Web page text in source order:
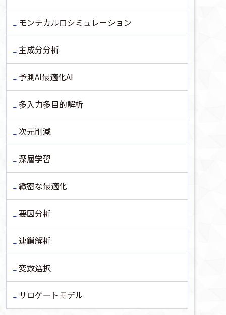
モンテカルロシミュレーション
主成分分析
予測AI最適化AI
多入力多目的解析
次元削減
深層学習
緻密な最適化
要因分析
連鎖解析
変数選択
サロゲートモデル